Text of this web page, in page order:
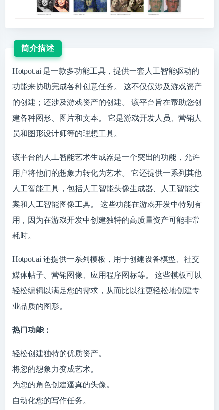
简介描述
Hotpot.ai 是一款多功能工具，提供一套人工智能驱动的
功能来协助完成各种创意任务。 这不仅仅涉及游戏资产
的创建；还涉及游戏资产的创建。 该平台旨在帮助您创
建各种图形、图片和文本。 它是游戏开发人员、营销人
员和图形设计师等的理想工具。
该平台的人工智能艺术生成器是一个突出的功能，允许
用户将他们的想象力转化为艺术。 它还提供一系列其他
人工智能工具，包括人工智能头像生成器、人工智能文
案和人工智能图像工具。 这些功能在游戏开发中特别有
用，因为在游戏开发中创建独特的高质量资产可能非常
耗时。
Hotpot.ai 还提供一系列模板，用于创建设备模型、社交
媒体帖子、营销图像、应用程序图标等。 这些模板可以
轻松编辑以满足您的需求，从而比以往更轻松地创建专
业品质的图形。
热门功能：
轻松创建独特的优质资产。
将您的想象力变成艺术。
为您的角色创建逼真的头像。
自动化您的写作任务。